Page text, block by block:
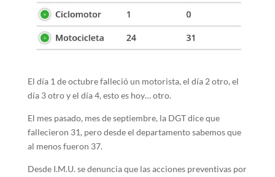
El día 1 de octubre falleció un motorista, el día 2 otro, el
día 3 otro y el día 4, esto es hoy… otro.
El mes pasado, mes de septiembre, la DGT dice que
fallecieron 31, pero desde el departamento sabemos que
al menos fueron 37.
Desde I.M.U. se denuncia que las acciones preventivas por